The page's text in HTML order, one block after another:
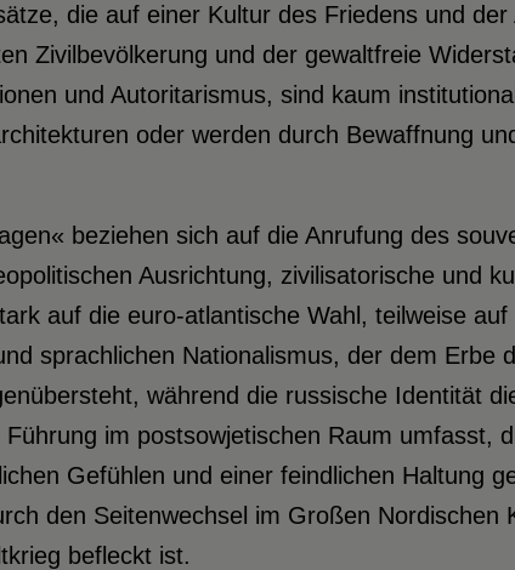
die auf einer Kultur des Friedens und
Zivilbevölkerung und der gewaltfreie
und Autoritarismus, sind kaum
oder werden durch Bewaffnung
beziehen sich auf die Anrufung des
Ausrichtung, zivilisatorische und
auf die euro-atlantische Wahl, teilweise
sprachlichen Nationalismus, der dem Erbe
während die russische Identität
im postsowjetischen Raum umfasst,
Gefühlen und einer feindlichen Haltung
den Seitenwechsel im Großen
befleckt ist.